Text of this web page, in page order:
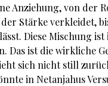
Anziehung, von der
Stärke verkleidet,
Diese Mischung
Das ist die wirkliche
sich nicht still
in Netanjahus